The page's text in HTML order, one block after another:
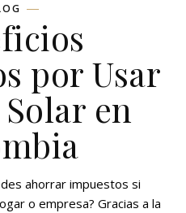
por Usar
en
ahorrar impuestos si
o empresa? Gracias a la